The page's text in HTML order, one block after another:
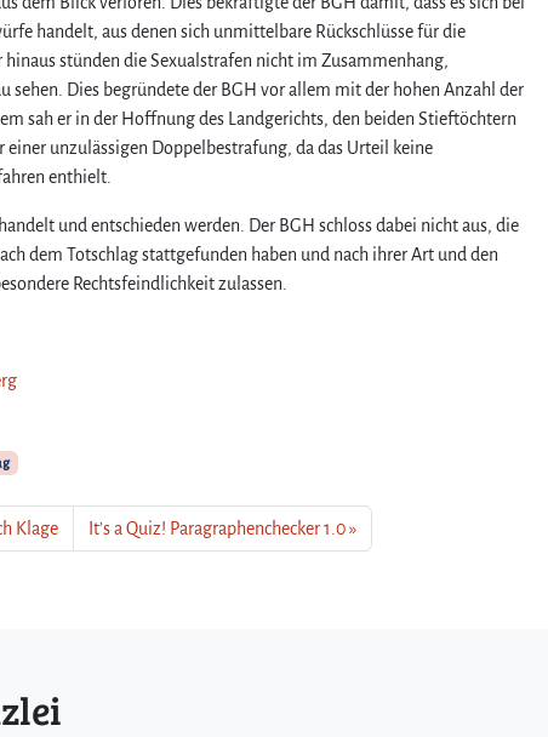
handelt, aus denen sich unmittelbare Rückschlüsse für die
stünden die Sexualstrafen nicht im Zusammenhang,
sehen. Dies begründete der BGH vor allem mit der hohen Anzahl der
sah er in der Hoffnung des Landgerichts, den beiden Stieftöchtern
unzulässigen Doppelbestrafung, da das Urteil keine
enthielt.
und entschieden werden. Der BGH schloss dabei nicht aus, die
dem Totschlag stattgefunden haben und nach ihrer Art und den
Rechtsfeindlichkeit zulassen.
Klage It’s a Quiz! Paragraphenchecker 1.0